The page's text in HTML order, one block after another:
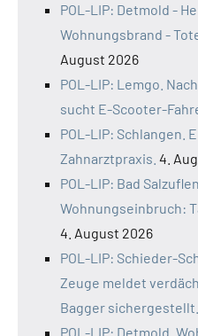
POL-LIP: Detmold -
Wohnungsbrand -
August 2026
POL-LIP: Lemgo.
sucht E-Scooter-
POL-LIP: Schlangen.
Zahnarztpraxis. 4.
POL-LIP: Bad
Wohnungseinbruch:
4. August 2026
POL-LIP: Schieder-
Zeuge meldet
Bagger sichergestellt.
POL-LIP: Detmold.